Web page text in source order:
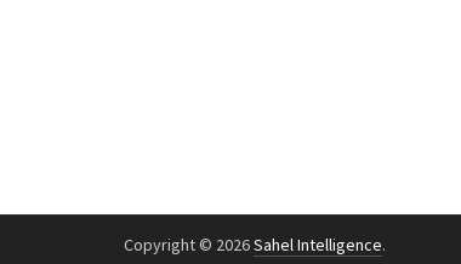
Copyright © 2026Sahel Intelligence.